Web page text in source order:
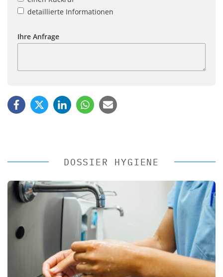
detaillierte Informationen
Ihre Anfrage
DOSSIER HYGIENE